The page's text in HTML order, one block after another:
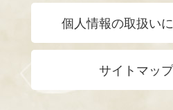
個人情報の取扱い
サイトマップ